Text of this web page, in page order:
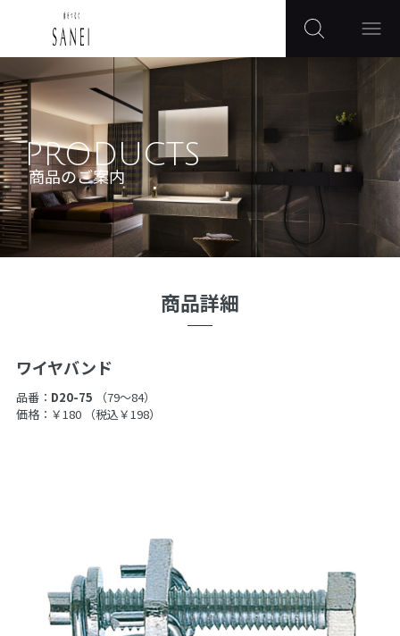
PRODUCTS
商品のご案内
商品詳細
ワイヤバンド
品番： D20-75
（79〜84）
価格：￥180
（税込￥198）